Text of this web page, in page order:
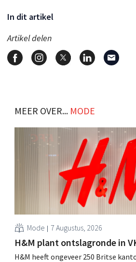
In dit artikel
Artikel delen
MEER OVER... MODE
Mode 7 Augustus, 2026
H&M plant ontslagronde in
H&M heeft ongeveer 250 Britse